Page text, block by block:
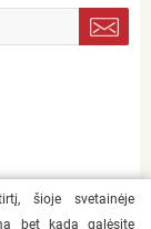
šioje svetainėje
bet kada galėsite